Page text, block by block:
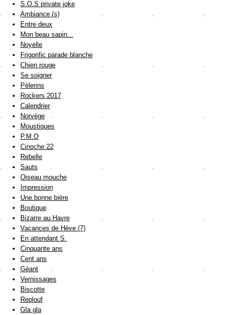
S.O.S private joke
Ambiance (s)
Entre deux
Mon beau sapin...
Noyelle
Frigorific parade blanche
Chien rouge
Se soigner
Pèlerins
Rockers 2017
Calendrier
Norvège
Moustiques
P.M.O
Cinoche 22
Rebelle
Sauts
Oiseau mouche
Impression
Une bonne bière
Boutique
Bizarre au Havre
Vacances de Hève (7)
En attendant S.
Cinquante ans
Cent ans
Géant
Vernissages
Biscotte
Replouf
Gla gla